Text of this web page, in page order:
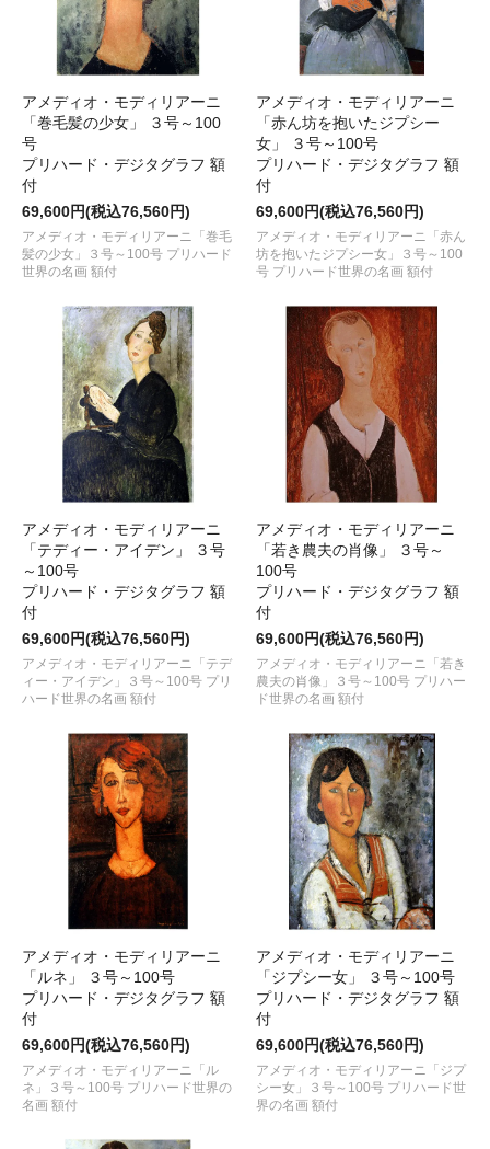
アメディオ・モディリアーニ
「巻毛髪の少女」 ３号～100
号
プリハード・デジタグラフ 額
付
69,600円(税込76,560円)
アメディオ・モディリアーニ「巻毛
髪の少女」３号～100号 プリハード
世界の名画 額付
アメディオ・モディリアーニ
「赤ん坊を抱いたジプシー
女」 ３号～100号
プリハード・デジタグラフ 額
付
69,600円(税込76,560円)
アメディオ・モディリアーニ「赤ん
坊を抱いたジプシー女」３号～100
号 プリハード世界の名画 額付
アメディオ・モディリアーニ
「テディー・アイデン」 ３号
～100号
プリハード・デジタグラフ 額
付
69,600円(税込76,560円)
アメディオ・モディリアーニ「テデ
ィー・アイデン」３号～100号 プリ
ハード世界の名画 額付
アメディオ・モディリアーニ
「若き農夫の肖像」 ３号～
100号
プリハード・デジタグラフ 額
付
69,600円(税込76,560円)
アメディオ・モディリアーニ「若き
農夫の肖像」３号～100号 プリハー
ド世界の名画 額付
アメディオ・モディリアーニ
「ルネ」 ３号～100号
プリハード・デジタグラフ 額
付
69,600円(税込76,560円)
アメディオ・モディリアーニ「ル
ネ」３号～100号 プリハード世界の
名画 額付
アメディオ・モディリアーニ
「ジプシー女」 ３号～100号
プリハード・デジタグラフ 額
付
69,600円(税込76,560円)
アメディオ・モディリアーニ「ジプ
シー女」３号～100号 プリハード世
界の名画 額付